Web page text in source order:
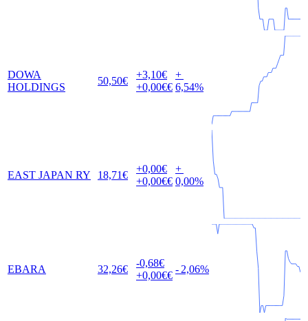
DOWA
HOLDINGS
50,50€
+3,10€
+0,00€€
+
6,54%
EAST JAPAN RY 18,71€
+0,00€
+0,00€€
+
0,00%
EBARA 32,26€
-0,68€
+0,00€€
-2,06%